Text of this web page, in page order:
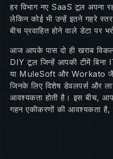
हर विभाग नए SaaS टूल अपना
लेकिन कोई भी उन्हें इतने गहरे
बीच प्रवाहित होने वाले डेटा पर
आज आपके पास दो ही खराब
DIY टूल जिन्हें आपकी टीमें
या MuleSoft और Workato
जिनके लिए विशेष डेवलपर्स और
आवश्यकता होती है। इस बीच,
गहन एकीकरणों की आवश्यकता है,